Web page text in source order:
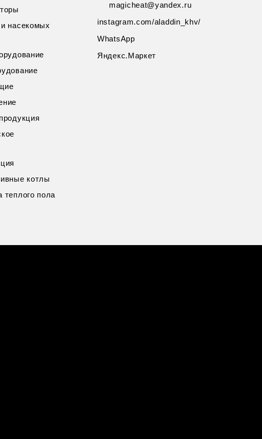
насекомых
котлы
теплого пола
magicheat@yandex.ru
instagram.com/aladdin_khv/
WhatsApp
Яндекс.Маркет